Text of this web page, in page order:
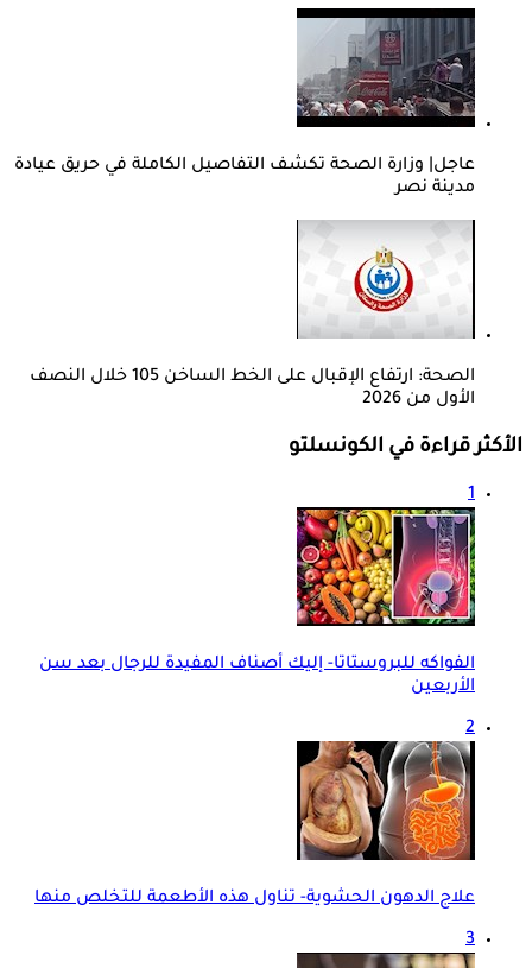
عاجل| وزارة الصحة تكشف التفاصيل الكاملة في حريق عيادة
مدينة نصر
الصحة: ارتفاع الإقبال على الخط الساخن 105 خلال النصف
الأول من 2026
الأكثر قراءة في الكونسلتو
1
الفواكه للبروستاتا- إليك أصناف المفيدة للرجال بعد سن
الأربعين
2
علاج الدهون الحشوية- تناول هذه الأطعمة للتخلص منها
3